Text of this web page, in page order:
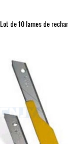
Lot de 10 lames de